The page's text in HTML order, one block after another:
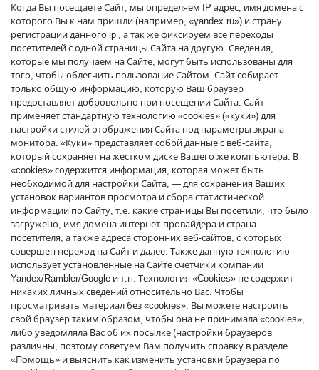
Когда Вы посещаете Сайт, мы определяем IP адрес, имя домена с
которого Вы к нам пришли (например, «yandex.ru») и страну
регистрации данного ip , а так же фиксируем все переходы
посетителей с одной страницы Сайта на другую. Сведения,
которые мы получаем на Сайте, могут быть использованы для
того, чтобы облегчить пользование Сайтом. Сайт собирает
только общую информацию, которую Ваш браузер
предоставляет добровольно при посещении Сайта. Сайт
применяет стандартную технологию «cookies» («куки») для
настройки стилей отображения Сайта под параметры экрана
монитора. «Куки» представляет собой данные с веб-сайта,
который сохраняет на жестком диске Вашего же компьютера. В
«cookies» содержится информация, которая может быть
необходимой для настройки Сайта, — для сохранения Ваших
установок вариантов просмотра и сбора статистической
информации по Сайту, т.е. какие страницы Вы посетили, что было
загружено, имя домена интернет-провайдера и страна
посетителя, а также адреса сторонних веб-сайтов, с которых
совершен переход на Сайт и далее. Также данную технологию
использует установленные на Сайте счетчики компании
Yandex/Rambler/Google и т.п. Технология «Cookies» не содержит
никаких личных сведений относительно Вас. Чтобы
просматривать материал без «cookies», Вы можете настроить
свой браузер таким образом, чтобы она не принимала «cookies»,
либо уведомляла Вас об их посылке (настройки браузеров
различны, поэтому советуем Вам получить справку в разделе
«Помощь» и выяснить как изменить установки браузера по